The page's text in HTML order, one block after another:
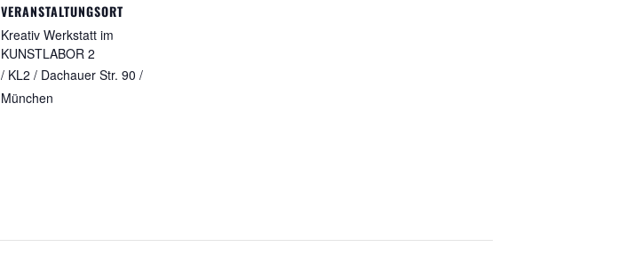
VERANSTALTUNGSORT
Kreativ Werkstatt im
KUNSTLABOR 2
/ KL2 / Dachauer Str. 90 /
München